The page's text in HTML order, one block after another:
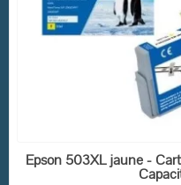
Epson 503XL jaune -